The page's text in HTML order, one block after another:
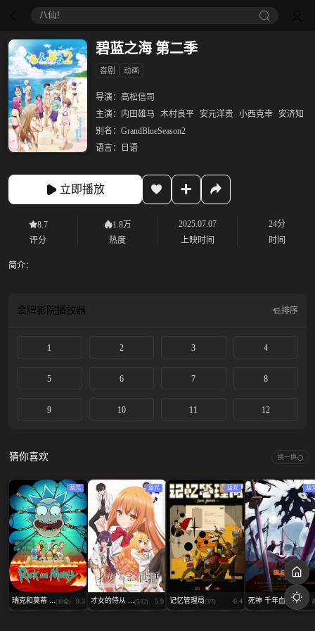
八仙！
碧蓝之海 第二季
喜剧 动画
导演： 高松信司
主演：
内田雄马 木村良平 安元洋贵 小西克幸 安济知
别名： GrandBlueSeason2
语言：
日语
立即播放
8.7
评分
1.8万
热度
2025.07.07
上映时间
24分
时间
简介：
金牌影院播放器 排序
1 2 3 4
5 6 7 8
9 10 11 12
猜你喜欢 换一换
蓝光
瑞克和莫蒂 ... (10全) 9.3
蓝光
才女的侍从 ... (5/12) 5.9
蓝光
记忆管理局(3/7) 6.4
蓝
死神 千年血...(2/13)